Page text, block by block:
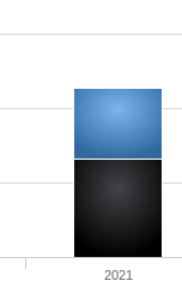
2021